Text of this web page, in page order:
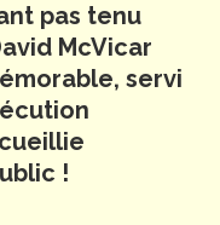
pas tenu
McVicar
servi
!